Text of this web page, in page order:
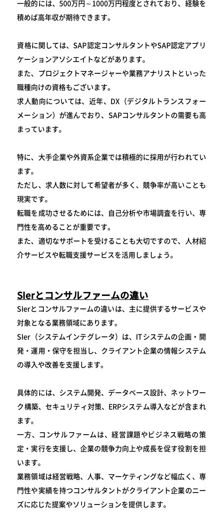
一般的には、500万円～1000万円程度とされており、経験を
積めば高年収が期待できます。
資格に関しては、SAP認定コンサルタントやSAP認定アプリ
ケーションアソシエイトなどがあります。
また、プロジェクトマネージャーや業務アナリストといった
職種向けの資格もございます。
求人動向については、近年、DX（デジタルトランスフォー
メーション）が進んでおり、SAPコンサルタントの需要も高
まっています。
特に、大手企業や外資系企業では積極的に採用が行われてい
ます。
ただし、求人数に対して希望者が多く、競争率が高いことも
現実です。
転職を成功させるためには、自己分析や市場調査を行い、専
門性を高めることが重要です。
また、適切なサポートを受けることも大切ですので、人材紹
介サービスや転職支援サービスを活用しましょう。
SIerとコンサルファームの違い
SIerとコンサルファームの違いは、主に提供するサービスや
対象となる業務領域にあります。
SIer（システムインテグレータ）は、ITシステムの企画・開
発・運用・保守を担当し、クライアント企業の情報システム
の導入や改善を支援します。
具体的には、システム開発、データベース設計、ネットワー
ク構築、セキュリティ対策、ERPシステム導入などが含まれ
ます。
一方、コンサルファームは、経営課題やビジネス戦略の策
定・実行を支援し、企業の競争力向上や成長を促す役割を担
います。
業務領域は経営戦略、人事、マーケティングなど幅広く、専
門性や実績を持つコンサルタントがクライアント企業のニー
ズに応じた提案やソリューションを提供します。